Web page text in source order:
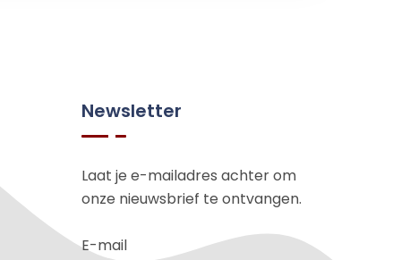
Newsletter
Laat je e-mailadres achter om
onze nieuwsbrief te ontvangen.
E-mail